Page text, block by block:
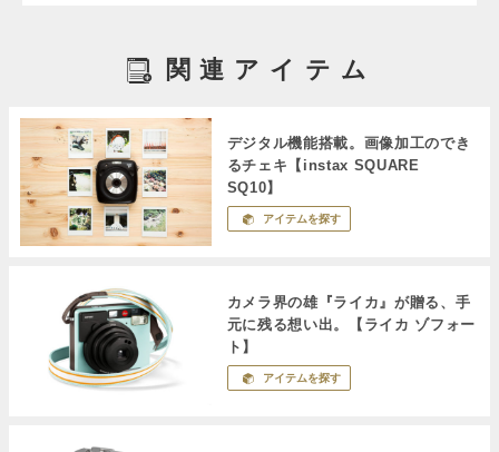
関連アイテム
デジタル機能搭載。画像加工のでき
るチェキ【instax SQUARE
SQ10】
アイテムを探す
カメラ界の雄『ライカ』が贈る、手
元に残る想い出。【ライカ ゾフォー
ト】
アイテムを探す